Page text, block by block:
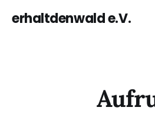
erhaltdenwald e.V.